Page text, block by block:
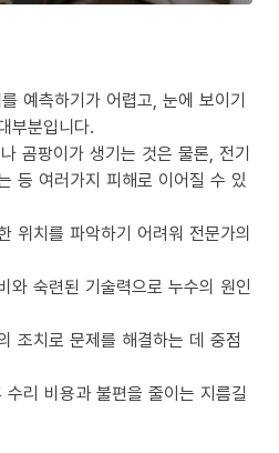
예측하기가 어렵고, 눈에 보이기
부분입니다.
곰팡이가 생기는 것은 물론, 전기
등 여러가지 피해로 이어질 수 있
위치를 파악하기 어려워 전문가의
와 숙련된 기술력으로 누수의 원인
조치로 문제를 해결하는 데 중점
리 비용과 불편을 줄이는 지름길